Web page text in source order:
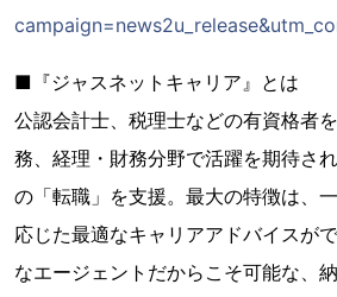
■『ジャスネットキャリア』とは
公認会計士、税理士などの有資格者
務、経理・財務分野で活躍を期待さ
の「転職」を支援。最大の特徴は、
応じた最適なキャリアアドバイスが
なエージェントだからこそ可能な、